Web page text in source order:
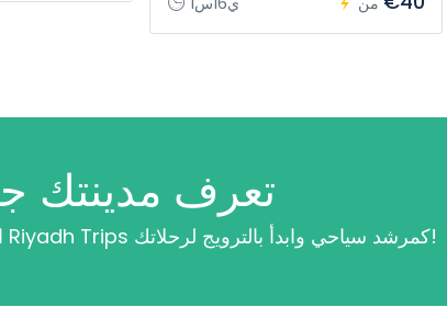
تعرف مدينتك
انضم إلى Riyadh Trips كمرشد سياحي وابدأ بالترويج لرحلاتك!